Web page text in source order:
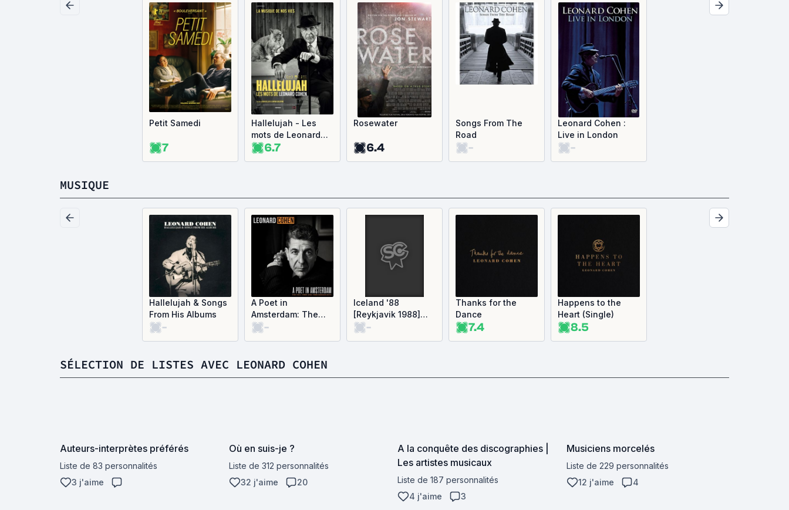
Petit Samedi
7
Hallelujah - Les
mots de Leonard
Cohen
6.7
Rosewater
6.4
Songs From The
Road
-
Leonard Cohen :
Live in London
-
MUSIQUE
Hallelujah & Songs
From His Albums
-
A Poet in
Amsterdam: The
Full 1980 and 1988
-
Iceland '88
[Reykjavik 1988]
[Live] (Live)
-
Thanks for the
Dance
7.4
Happens to the
Heart (Single)
8.5
SÉLECTION DE LISTES AVEC LEONARD COHEN
Auteurs-interprètes préférés
Liste de 83 personnalités
3 j'aime
Où en suis-je ?
Liste de 312 personnalités
32 j'aime
20
A la conquête des discographies |
Les artistes musicaux
Liste de 187 personnalités
4 j'aime
3
Musiciens morcelés
Liste de 229 personnalités
12 j'aime
4